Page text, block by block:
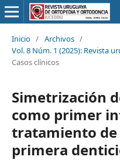
Inicio / Archivos /
Vol. 8 Núm. 1 (2025): Revista
Casos clínicos
Simetrización
como primer
tratamiento de
primera